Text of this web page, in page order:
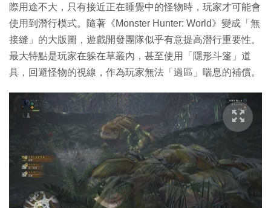
際用途不大，只有接近正在睡覺中的怪物時，玩家才可能會
使用到潛行模式。隨著《Monster Hunter: World》變成「無
接縫」的大版圖，遊戲開發團隊似乎有意提高潛行重要性。
最大特點是玩家在躲在草叢內，甚至使用「隱形斗篷」道
具，回避怪物的視線，作為玩家無法「過區」喘息的補償。